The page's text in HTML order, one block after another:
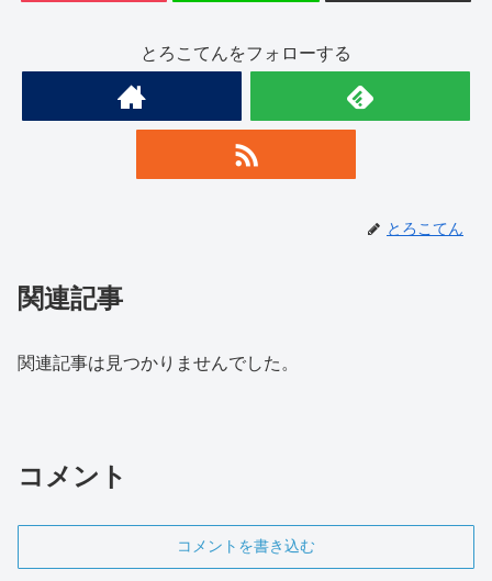
とろこてんをフォローする
とろこてん
関連記事
関連記事は見つかりませんでした。
コメント
コメントを書き込む